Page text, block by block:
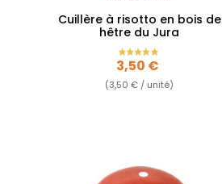
Cuillère à risotto en bois de
hêtre du Jura
Prix
3,50 €
(3,50 € / unité)